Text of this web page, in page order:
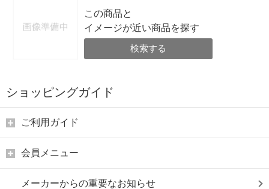
この商品と
イメージが近い商品を探す
検索する
ショッピングガイド
ご利用ガイド
会員メニュー
メーカーからの重要なお知らせ